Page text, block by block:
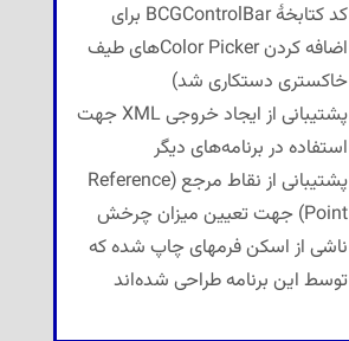
کد کتابخهٔ BCGControlBar برای
اضافه کردن Color Pickerهای طیف
خاکستری دستکاری شد)
پشتیبانی از ایجاد خروجی XML جهت
استفاده در برنامه‌های دیگر
پشتیبانی از نقاط مرجع (Reference
Point) جهت تعیین میزان چرخش
ناشی از اسکن فرمهای چاپ شده که
توسط این برنامه طراحی شده‌اند